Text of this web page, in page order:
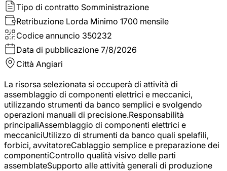
Tipo di contratto Somministrazione
Retribuzione Lorda Minimo 1700 mensile
Codice annuncio 350232
Data di pubblicazione 7/8/2026
Città Angiari
La risorsa selezionata si occuperà di attività di
assemblaggio di componenti elettrici e meccanici,
utilizzando strumenti da banco semplici e svolgendo
operazioni manuali di precisione.Responsabilità
principaliAssemblaggio di componenti elettrici e
meccaniciUtilizzo di strumenti da banco quali spelafili,
forbici, avvitatoreCablaggio semplice e preparazione dei
componentiControllo qualità visivo delle parti
assemblateSupporto alle attività generali di produzione